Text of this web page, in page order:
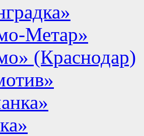
Метар»
(Краснодар)